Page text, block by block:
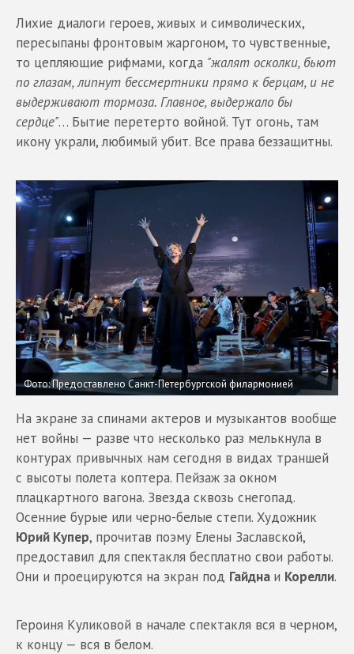
Лихие диалоги героев, живых и символических,
пересыпаны фронтовым жаргоном, то чувственные,
то цепляющие рифмами, когда "жалят осколки, бьют
по глазам, липнут бессмертники прямо к берцам, и не
выдерживают тормоза. Главное, выдержало бы
сердце"… Бытие перетерто войной. Тут огонь, там
икону украли, любимый убит. Все права беззащитны.
Фото: Предоставлено Санкт-Петербургской филармонией
На экране за спинами актеров и музыкантов вообще
нет войны — разве что несколько раз мелькнула в
контурах привычных нам сегодня в видах траншей
с высоты полета коптера. Пейзаж за окном
плацкартного вагона. Звезда сквозь снегопад.
Осенние бурые или черно-белые степи. Художник
Юрий Купер, прочитав поэму Елены Заславской,
предоставил для спектакля бесплатно свои работы.
Они и проецируются на экран под Гайдна и Корелли.
Героиня Куликовой в начале спектакля вся в черном,
к концу — вся в белом.